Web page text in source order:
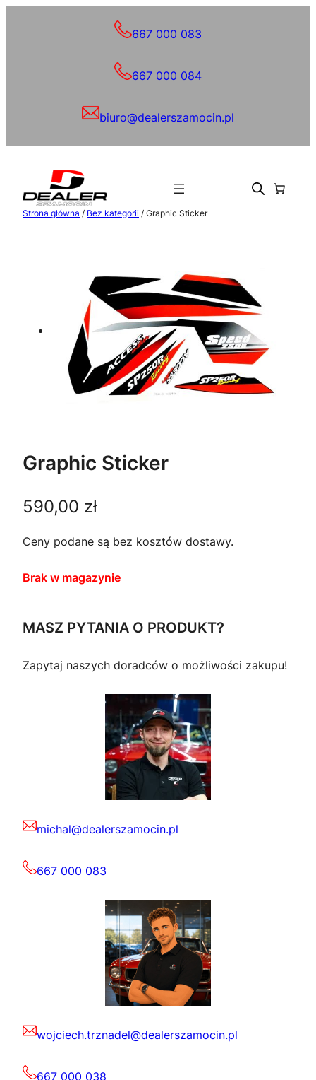
667 000 083
667 000 084
biuro@dealerszamocin.pl
Strona główna / Bez kategorii / Graphic Sticker
Graphic Sticker
590,00 zł
Ceny podane są bez kosztów dostawy.
Brak w magazynie
MASZ PYTANIA O PRODUKT?
Zapytaj naszych doradców o możliwości zakupu!
michal@dealerszamocin.pl
667 000 083
wojciech.trznadel@dealerszamocin.pl
667 000 038